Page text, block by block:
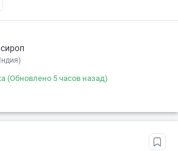
XX
(Обновлено 5 часов назад)